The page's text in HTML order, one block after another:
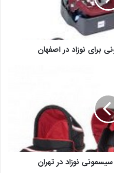
برای نوزاد در اصفهان
نوزاد در تهران